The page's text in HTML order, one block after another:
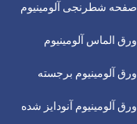
صفحه شطرنجی آلومینیوم
ورق الماس آلومینیوم
ورق آلومینیوم برجسته
ورق آلومینیوم آنودایز شده